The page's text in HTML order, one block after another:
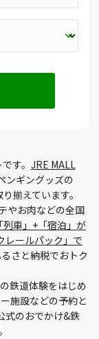
す。 JRE MALL
ンギングッズの
揃えています。
やお肉などの全国
「列車」+「宿泊」が
レールパック」で
さと納税でおトク
鉄道体験をはじめ
施設などの予約と
式のおでかけ&鉄